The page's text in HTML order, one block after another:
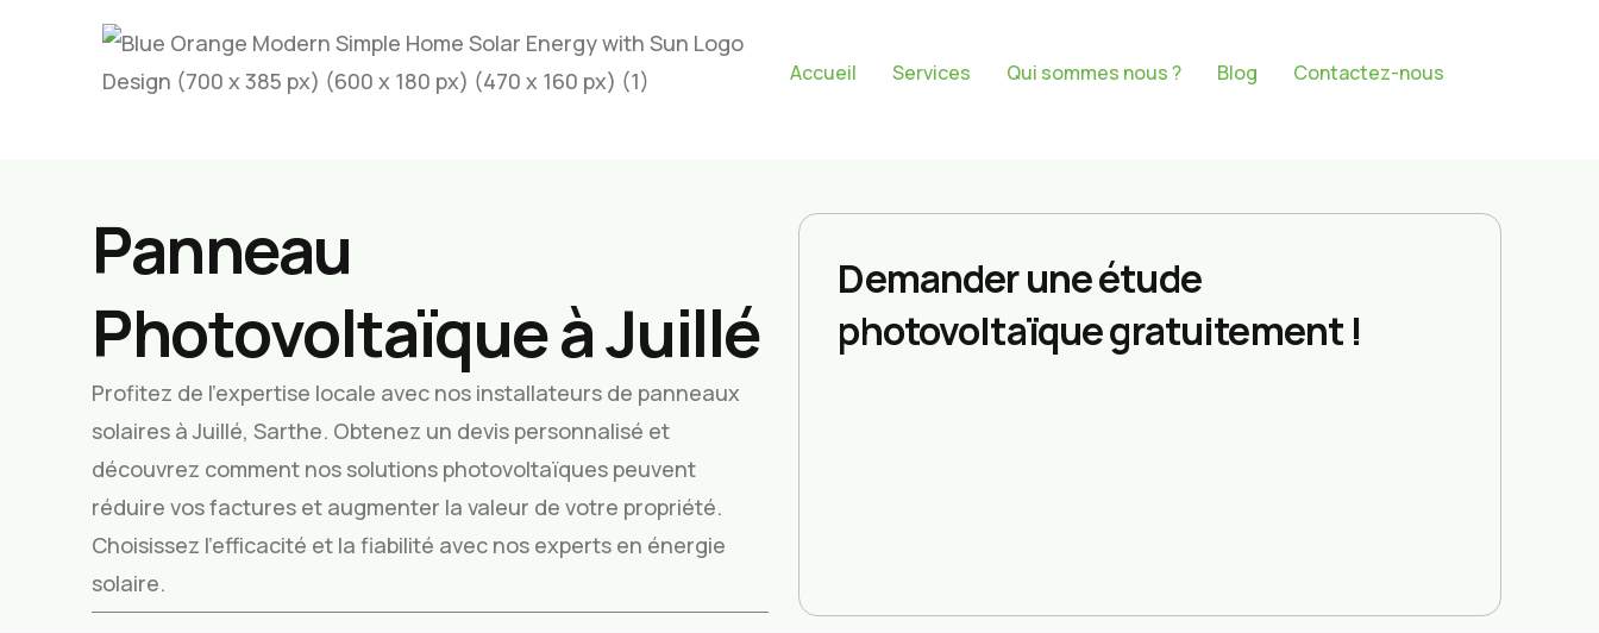
Accueil Services Qui sommes nous ? Blog Contactez-nous
Panneau
Photovoltaïque à Juillé
Profitez de l’expertise locale avec nos installateurs de panneaux
solaires à Juillé, Sarthe. Obtenez un devis personnalisé et
découvrez comment nos solutions photovoltaïques peuvent
réduire vos factures et augmenter la valeur de votre propriété.
Choisissez l’efficacité et la fiabilité avec nos experts en énergie
solaire.
Demander une étude
photovoltaïque gratuitement !